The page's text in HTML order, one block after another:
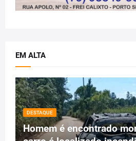
EM ALTA
DESTAQUE
Homem é encontrado